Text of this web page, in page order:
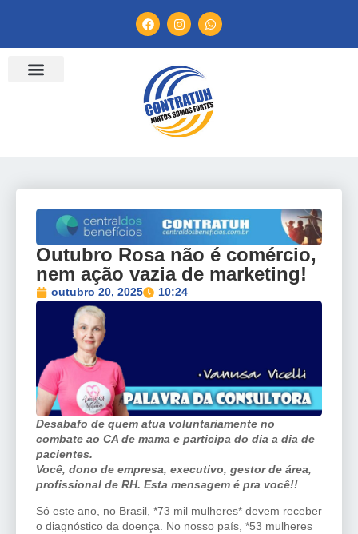
Outubro Rosa não é comércio,
nem ação vazia de marketing!
outubro 20, 2025 10:24
Desabafo de quem atua voluntariamente no
combate ao CA de mama e participa do dia a dia de
pacientes.
Você, dono de empresa, executivo, gestor de área,
profissional de RH. Esta mensagem é pra você!!
Só este ano, no Brasil, *73 mil mulheres* devem receber
o diagnóstico da doença. No nosso país, *53 mulheres